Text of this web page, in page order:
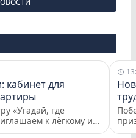
кабинет для
«Угадай, где
к лёгкому и
про то, как в